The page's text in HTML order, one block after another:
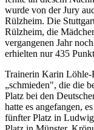
wurde von der Jury
Rülzheim. Die
Rülzheim, die
vergangenen Jahr
erhielten nur 435
Trainerin Karin Löhle-
„schmieden", die die
Platz bei den
hatte es angefangen,
fünfter Platz in